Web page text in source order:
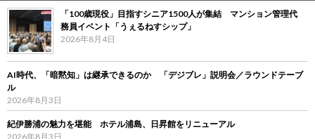
「100歳現役」目指すシニア1500人が集結 マンション管理代
務員イベント「うぇるねすシップ」
2026年8月4日
AI時代、「暗黙知」は継承できるのか 「デジブレ」説明会／ラウンドテーブ
ル
2026年8月3日
紀伊勝浦の魅力を堪能 ホテル浦島、日昇館をリニューアル
2026年8月3日